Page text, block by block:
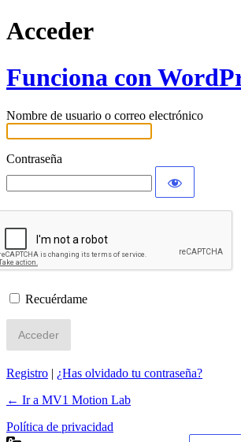
Acceder
Funciona con
Nombre de usuario o correo electrónico
Contraseña
Recuérdame
Registro | ¿Has olvidado tu contraseña?
← Ir a MV1 Motion Lab
Política de privacidad